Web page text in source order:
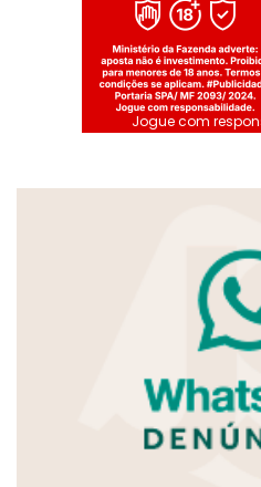
Jogue com